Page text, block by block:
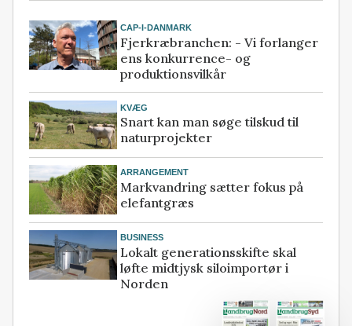
CAP-I-DANMARK
Fjerkræbranchen: - Vi forlanger
ens konkurrence- og
produktionsvilkår
KVÆG
Snart kan man søge tilskud til
naturprojekter
ARRANGEMENT
Markvandring sætter fokus på
elefantgræs
BUSINESS
Lokalt generationsskifte skal
løfte midtjysk siloimportør i
Norden